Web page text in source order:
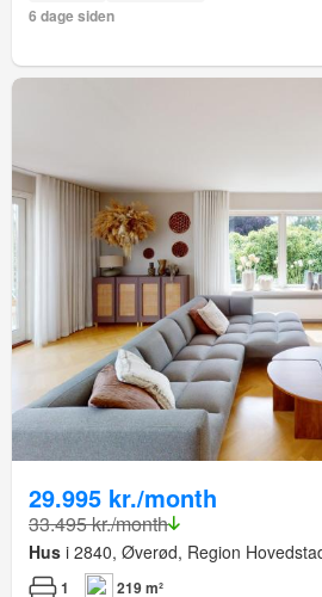
6 dage siden
29.995 kr./month
33.495 kr./month
Hus i 2840, Øverød, Region
1 219 m²